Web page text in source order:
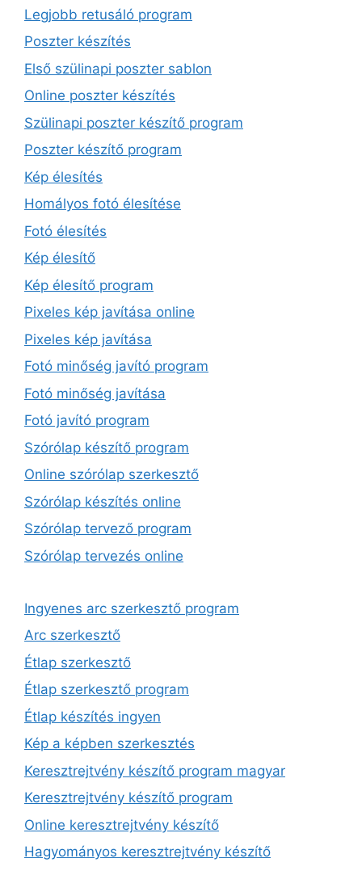
Legjobb retusáló program
Poszter készítés
Első szülinapi poszter sablon
Online poszter készítés
Szülinapi poszter készítő program
Poszter készítő program
Kép élesítés
Homályos fotó élesítése
Fotó élesítés
Kép élesítő
Kép élesítő program
Pixeles kép javítása online
Pixeles kép javítása
Fotó minőség javító program
Fotó minőség javítása
Fotó javító program
Szórólap készítő program
Online szórólap szerkesztő
Szórólap készítés online
Szórólap tervező program
Szórólap tervezés online
Ingyenes arc szerkesztő program
Arc szerkesztő
Étlap szerkesztő
Étlap szerkesztő program
Étlap készítés ingyen
Kép a képben szerkesztés
Keresztrejtvény készítő program magyar
Keresztrejtvény készítő program
Online keresztrejtvény készítő
Hagyományos keresztrejtvény készítő